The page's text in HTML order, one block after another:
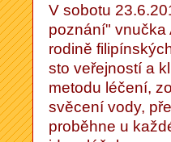
V sobotu
poznání" vnučka
rodině
sto veřejností a
metodu léčení,
svěcení vody,
proběhne u